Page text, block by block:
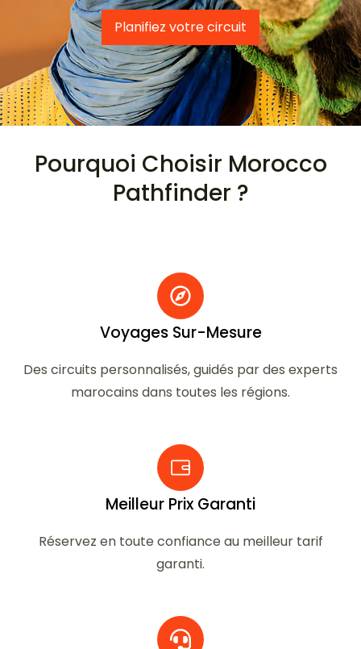
Planifiez votre circuit
Pourquoi Choisir Morocco
Pathfinder ?
Voyages Sur-Mesure
Des circuits personnalisés, guidés par des experts
marocains dans toutes les régions.
Meilleur Prix Garanti
Réservez en toute confiance au meilleur tarif
garanti.